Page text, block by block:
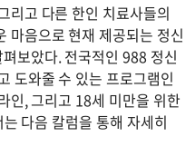
리고 다른 한인 치료사들의
마음으로 현재 제공되는 정신
보았다. 전국적인 988 정신
도와줄 수 있는 프로그램인
인, 그리고 18세 미만을 위한
다음 칼럼을 통해 자세히